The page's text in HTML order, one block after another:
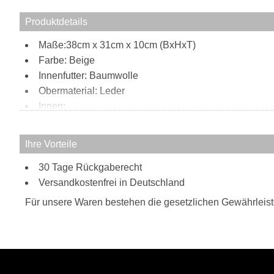
Produktdetails
Maße:38cm x 31cm x 10cm (BxHxT)
Farbe: Beige
Innenfutter: Baumwolle
Obermaterial: Leder
Innen:
3 Kartensteckfächer
Außen:
1 Reißverschlussfach
Tragweise:
Henkel
Ihre Vorteile
30 Tage Rückgaberecht
Versandkostenfrei in Deutschland
Für unsere Waren bestehen die gesetzlichen